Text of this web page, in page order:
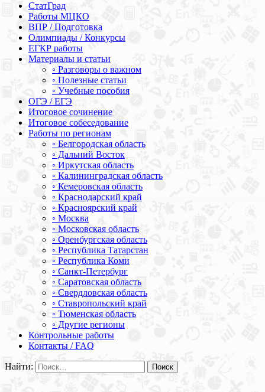
СтатГрад
Работы МЦКО
ВПР / Подготовка
Олимпиады / Конкурсы
ЕГКР работы
Материалы и статьи
◦ Разговоры о важном
◦ Полезные статьи
◦ Учебные пособия
ОГЭ / ЕГЭ
Итоговое сочинение
Итоговое собеседование
Работы по регионам
◦ Белгородская область
◦ Дальний Восток
◦ Иркутская область
◦ Калининградская область
◦ Кемеровская область
◦ Краснодарский край
◦ Красноярский край
◦ Москва
◦ Московская область
◦ Оренбургская область
◦ Республика Татарстан
◦ Республика Коми
◦ Санкт-Петербург
◦ Саратовская область
◦ Свердловская область
◦ Ставропольский край
◦ Тюменская область
◦ Другие регионы
Контрольные работы
Контакты / FAQ
Найти: